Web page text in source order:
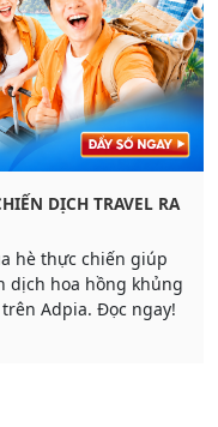
DỊCH TRAVEL RA
hè thực chiến giúp
dịch hoa hồng khủng
trên Adpia. Đọc ngay!